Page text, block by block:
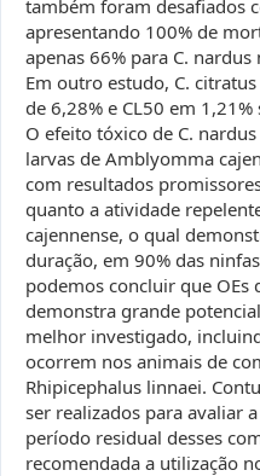
também foram desafiados
apresentando 100% de
apenas 66% para C.
Em outro estudo, C.
de 6,28% e CL50 em
O efeito tóxico de C.
larvas de Amblyomma
com resultados
quanto a atividade
cajennense, o qual
duração, em 90% das
podemos concluir que OEs
demonstra grande
melhor investigado,
ocorrem nos animais de
Rhipicephalus linnaei.
ser realizados para avaliar
período residual desses
recomendada a utilização